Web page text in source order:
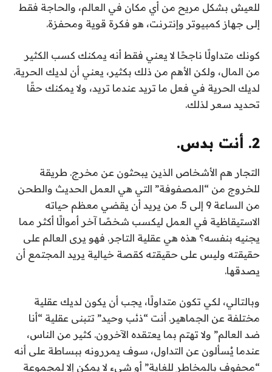
للعيش بشكل مريح من أي مكان في العالم، والحاجة فقط
إلى جهاز كمبيوتر وإنترنت، هو فكرة قوية ومحفزة.
كونك متداولًا ناجحًا لا يعني فقط أنه يمكنك كسب الكثير
من المال، ولكن الأهم من ذلك بكثير، يعني أن لديك الحرية.
لديك الحرية في فعل ما تريد عندما تريد، ولا يمكنك حقًا
تحديد سعر لذلك.
2. أنت بدس.
التجار هم الأشخاص الذين يبحثون عن مخرج. طريقة
للخروج من “المصفوفة” التي هي العمل الحديث والطحن
من الساعة 9 إلى 5. من يريد أن يقضي معظم حياته
الاستيقاظية في العمل ليكسب شخصًا آخر أموالًا أكثر مما
يجنيه بنفسه؟ هذه هي عقلية التاجر. فهو يرى العالم على
حقيقته وليس على حقيقته كقصة خيالية يريد المجتمع أن
يصدقها.
وبالتالي، لكي تكون متداولًا، يجب أن يكون لديك عقلية
مختلفة عن الجماهير. أنت “ذئب وحيد” تتبنى عقلية “أنا
ضد العالم” ولا تهتم بما يعتقده الآخرون. كثير من الناس،
عندما يُسألون عن التداول، سوف يمررونه ببساطة على أنه
“محفوف بالمخاطر للغاية” أو شيء لا يمكن إلا لمجموعة